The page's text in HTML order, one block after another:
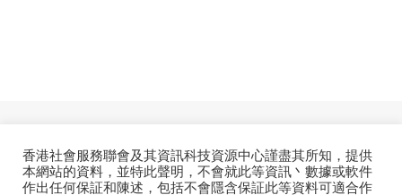
ESSENTIAL
香港社會服務聯會及其資訊科技資源中心謹盡其所知，提供
本網站的資料，並特此聲明，不會就此等資訊丶數據或軟件
作出任何保証和陳述，包括不會隱含保証此等資料可適合作